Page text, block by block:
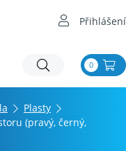
Přihlášení
0
Plasty
(pravý, černý,